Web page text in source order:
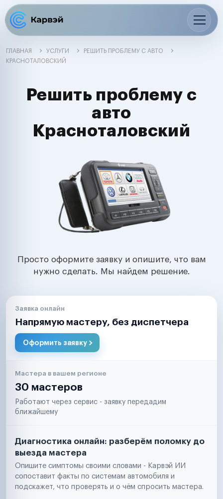
ГЛАВНАЯ УСЛУГИ
РЕШИТЬ ПРОБЛЕМУ С АВТО
КРАСНОТАЛОВСКИЙ
Решить проблему с
авто
Красноталовский
Просто оформите заявку и опишите, что вам
нужно сделать. Мы найдем решение.
Заявка онлайн
Напрямую мастеру, без диспетчера
Оформить заявку
Мастера в вашем регионе
30 мастеров
Работают через сервис - заявку передадим
ближайшему
Диагностика онлайн: разберём поломку до
выезда мастера
Опишите симптомы своими словами - Карвэй ИИ
сопоставит факты по системам автомобиля и
подскажет, что проверять и о чём спросить мастера.